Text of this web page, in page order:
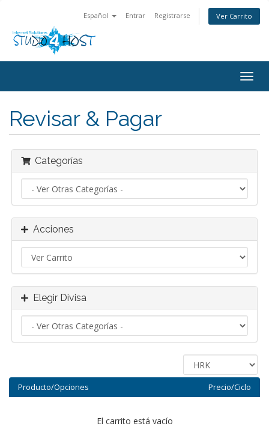
Español Entrar Registrarse Ver Carrito
Revisar & Pagar
Categorías
Acciones
Elegir Divisa
Producto/Opciones Precio/Ciclo
El carrito está vacío